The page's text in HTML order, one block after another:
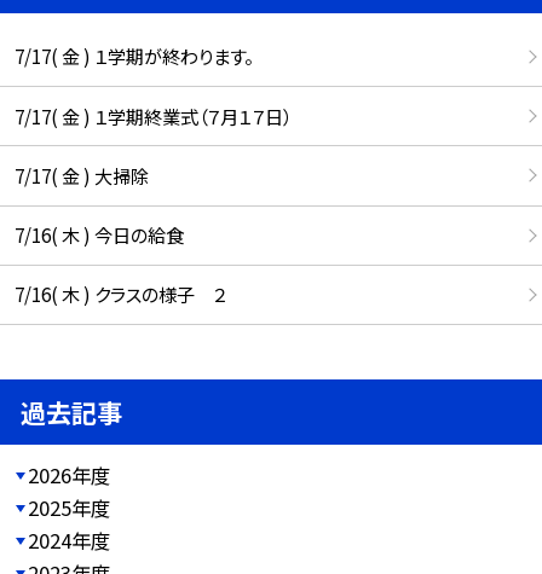
7/17( 金 ) １学期が終わります。
7/17( 金 ) １学期終業式（７月１７日）
7/17( 金 ) 大掃除
7/16( 木 ) 今日の給食
7/16( 木 ) クラスの様子 ２
過去記事
2026年度
2025年度
2024年度